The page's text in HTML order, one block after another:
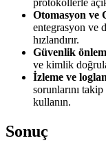
protokollerle
Otomasyon ve
entegrasyon ve
hızlandırır.
Güvenlik
ve kimlik
İzleme ve
sorunlarını
kullanın.
Sonuç